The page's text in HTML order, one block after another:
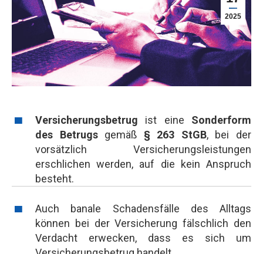
2025
Versicherungsbetrug ist eine Sonderform
des Betrugsgemäß § 263 StGB, bei der
vorsätzlich Versicherungsleistungen
erschlichen werden, auf die kein Anspruch
besteht.
Auch banale Schadensfälle des Alltags
können bei der Versicherung fälschlich den
Verdacht erwecken, dass es sich um